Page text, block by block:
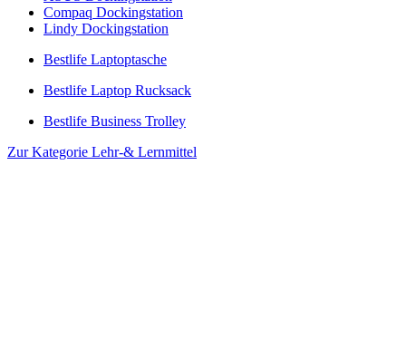
Compaq Dockingstation
Lindy Dockingstation
Bestlife Laptoptasche
Bestlife Laptop Rucksack
Bestlife Business Trolley
Zur Kategorie Lehr-& Lernmittel